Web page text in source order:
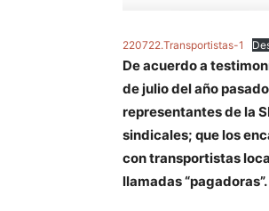
220722.Transportistas-1
De acuerdo a
de julio del año
representantes de la
sindicales; que los
con transportistas
llamadas “pagadoras”.